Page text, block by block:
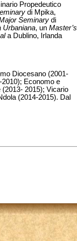
Propedeutico
di Mpika,
Seminary di
Urbaniana, un Master’s
a Dublino, Irlanda
Diocesano (2001-
Economo e
(2013- 2015); Vicario
(2014-2015). Dal